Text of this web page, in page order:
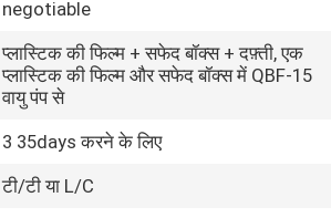
negotiable
प्लास्टिक की फिल्म + सफेद बॉक्स + दफ़्ती, एक
प्लास्टिक की फिल्म और सफेद बॉक्स में QBF-15
वायु पंप से
3 35days करने के लिए
टी/टी या L/C